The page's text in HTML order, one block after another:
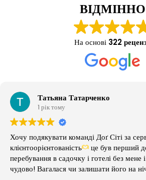
ВІДМІННО
На основі 322
Татьяна Татарченко
1 рік тому
Хочу подякувати команді Доґ Сіті за
клієнтоорієнтованість
це був перший
перебування в садочку і готелі без мене
чудово! Вагалася чи залишати його на